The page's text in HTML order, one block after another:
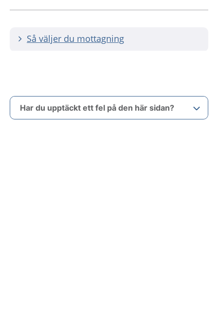
Så väljer du mottagning
Har du upptäckt ett fel på den här sidan?